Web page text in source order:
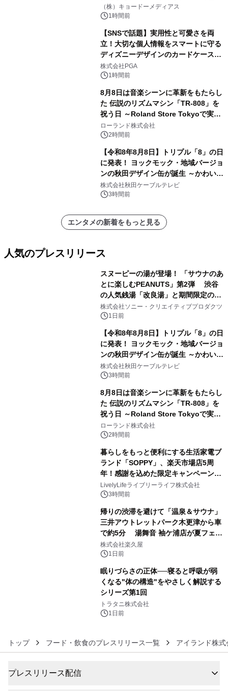
界。ジョン・ウィリアムズ：シネマ・
スペクタキュラー・コンサート 開催決
（株）キョードーメディアス
1時間前
【SNSで話題】実用性と可愛さを両
立！大切な個人情報をスマートに守る
ディズニーデザインのカードケースを
株式会社PGAが8月7日発売
株式会社PGA
1時間前
8月8日は音楽シーンに革新をもたらし
た 伝説のリズムマシン「TR-808」を
祝う日 ～Roland Store Tokyoで実機
を展示しての 記念キャンペーンを開
催 英国ラジオ「NTS」の 特別プログ
アーティストを フィーチャーしたアニ
メーションを公開～
ローランド株式会社
2時間前
【令和8年8月8日】トリプル「8」の日
に発表！ ヨックモック・地域バージョ
ンの秋田デザイン缶が誕生 ～かわいい
秋田犬の子犬と秋田の四季と名所を巡
るパッケージ～ 9月1日(火)秋田県内で
株式会社秋田ケーブルテレビ
3時間前
エンタメの新着をもっと見る
人気のプレスリリース
スヌーピーの湯が登場！ 「サウナのあ
とに楽しむPEANUTS」第2弾 渋谷
の人気銭湯「改良湯」と期間限定のコ
ラボレーション サウナイキタイコラ
ボグッズも発売決定！
株式会社ソニー・クリエイティブプロダクツ
1日前
【令和8年8月8日】トリプル「8」の日
に発表！ ヨックモック・地域バージョ
ンの秋田デザイン缶が誕生 ～かわいい
秋田犬の子犬と秋田の四季と名所を巡
るパッケージ～ 9月1日(火)秋田県内で
株式会社秋田ケーブルテレビ
3時間前
8月8日は音楽シーンに革新をもたらし
た 伝説のリズムマシン「TR-808」を
祝う日 ～Roland Store Tokyoで実機
を展示しての 記念キャンペーンを開
催 英国ラジオ「NTS」の 特別プログ
アーティストを フィーチャーしたアニ
メーションを公開～
ローランド株式会社
2時間前
暮らしをもっと便利にする生活家電ブ
ランド「SOPPY」、楽天市場店5周
年！感謝を込めた限定キャンペーンを
8月10日より開催
LivelyLifeライブリーライフ株式会社
3時間前
帰りの渋滞を避けて「温泉＆サウナ」
三井アウトレットパーク木更津から車
で約5分 湯舞音 袖ケ浦店が夏フェア
メニューを提供
株式会社楽久屋
1日前
眠りづらさの正体──寝ると呼吸が弱
くなる"体の構造"をやさしく解説する
シリーズ第1回
トラタニ株式会社
1日前
トップ フード・飲食のプレスリリース一覧 アイランド株式
プレスリリース配信